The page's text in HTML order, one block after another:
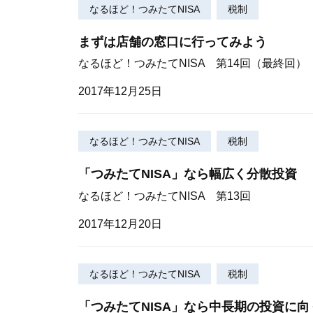
なるほど！つみたてNISA 税制
まずは店舗の窓口に行ってみよう
なるほど！つみたてNISA 第14回（最終回）
2017年12月25日
なるほど！つみたてNISA 税制
「つみたてNISA」なら幅広く分散投資
なるほど！つみたてNISA 第13回
2017年12月20日
なるほど！つみたてNISA 税制
「つみたてNISA」なら中長期の投資に向